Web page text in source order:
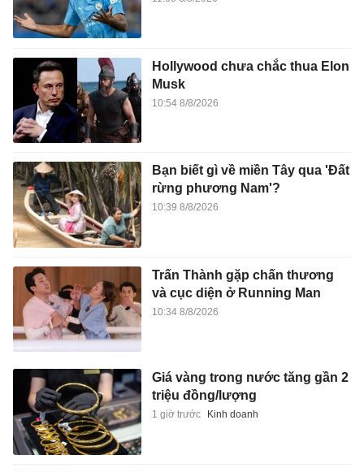
Hollywood chưa chắc thua Elon
Musk
10:54 8/8/2026
Bạn biết gì về miền Tây qua 'Đất
rừng phương Nam'?
10:39 8/8/2026
Trấn Thành gặp chấn thương
và cục diện ở Running Man
10:34 8/8/2026
Giá vàng trong nước tăng gần 2
triệu đồng/lượng
1 giờ trước Kinh doanh